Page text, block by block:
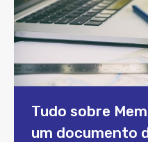
Tudo sobre
um documento